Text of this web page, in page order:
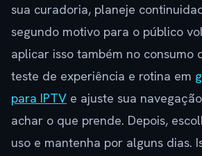
sua curadoria, planeje
segundo motivo para o público
aplicar isso também no consumo
teste de experiência e rotina em
para IPTV e ajuste sua
achar o que prende. Depois,
uso e mantenha por alguns dias.